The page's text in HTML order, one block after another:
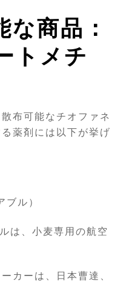
な商品：
トメチ
布可能なチオファネ
薬剤には以下が挙げ
ブル）
は、小麦専用の航空
カーは、日本曹達、